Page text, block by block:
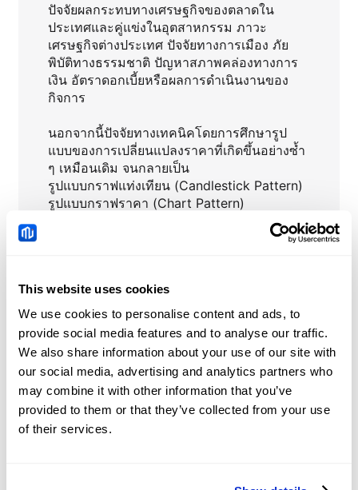
This website uses cookies
We use cookies to personalise content and ads, to
provide social media features and to analyse our traffic.
We also share information about your use of our site with
our social media, advertising and analytics partners who
may combine it with other information that you’ve
provided to them or that they’ve collected from your use
of their services.
ปัจจัยผลกระทบทางเศรษฐกิจของตลาดใน
ประเทศและคู่แข่งในอุตสาหกรรม ภาวะ
เศรษฐกิจต่างประเทศ ปัจจัยทางการเมือง ภัย
พิบัติทางธรรมชาติ ปัญหาสภาพคล่องทางการ
เงิน อัตราดอกเบี้ยหรือผลการดำเนินงานของ
กิจการ
นอกจากนี้ปัจจัยทางเทคนิคโดยการศึกษารูป
แบบของการเปลี่ยนแปลงราคาที่เกิดขึ้นอย่างซ้ำ
ๆ เหมือนเดิม จนกลายเป็น
รูปแบบกราฟแท่งเทียน (Candlestick Pattern)
รูปแบบกราฟราคา (Chart Pattern)
หรือการใช้อินดิเคเตอร์หรือการอ้างอิงค่าเฉลี่ย
การณ์สภาวะตลาดได้อย่างแม่นยำ
ทราบจุดเข้าและจุดออกจากตลาดเพื่อทำกำไรได้
อย่างแม่นยำยิ่งขึ้น"
MRK ข่าวสารเกี่ยวกับ
Prediction: Recovery